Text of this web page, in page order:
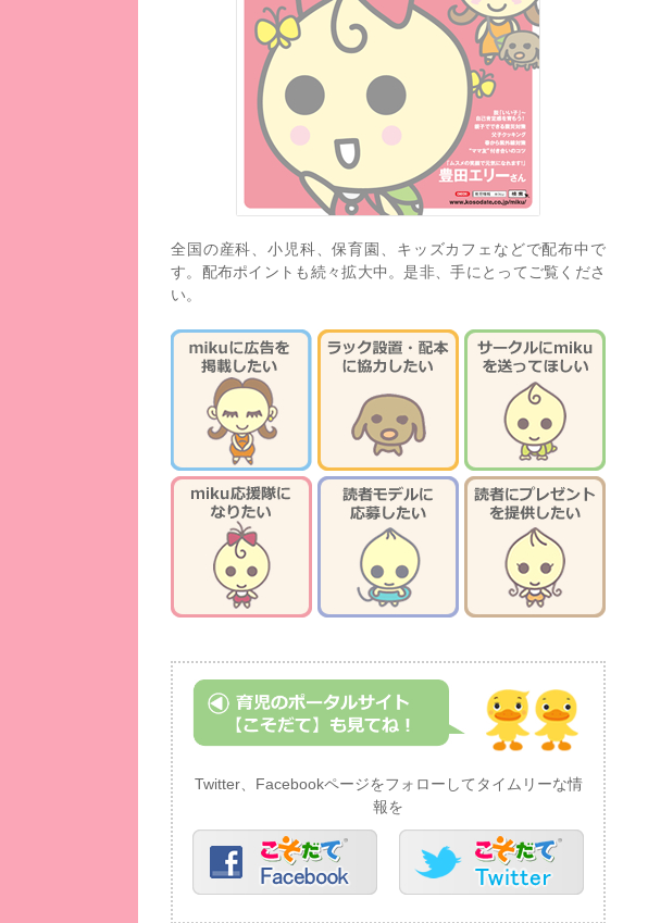
全国の産科、小児科、保育園、キッズカフェなどで配布中で
す。配布ポイントも続々拡大中。是非、手にとってご覧くださ
い。
Twitter、Facebookページをフォローしてタイムリーな情
報を